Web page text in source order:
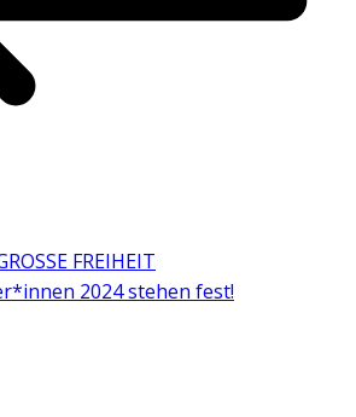
FREIHEIT
2024 stehen fest!